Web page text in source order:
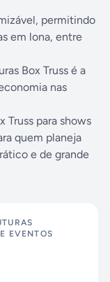
permitindo
em lona, entre
Box Truss é a
nas
Truss para shows
quem planeja
e de grande
EVENTOS